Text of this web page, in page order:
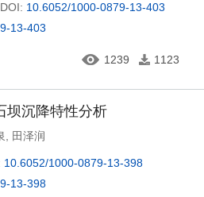
DOI: 10.6052/1000-0879-13-403
13-403
1239 1123
坝沉降特性分析
田泽润
10.6052/1000-0879-13-398
13-398